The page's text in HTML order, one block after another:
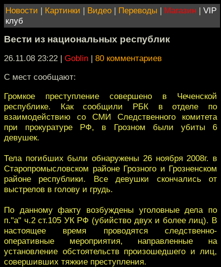
Новости | Картинки | Видео | Переводы | Магазин | VIP
клуб
Вести из национальных республик
26.11.08 23:22 | Goblin | 80 комментариев
С мест сообщают:
Громкое преступление совершено в Чеченской
республике. Как сообщили РБК в отделе по
взаимодействию со СМИ Следственного комитета
при прокуратуре РФ, в Грозном были убиты 6
девушек.
Тела погибших были обнаружены 26 ноября 2008г. в
Старопромысловском районе Грозного и Грозненском
районе республики. Все девушки скончались от
выстрелов в голову и грудь.
По данному факту возбуждены уголовные дела по
п."а" ч.2 ст.105 УК РФ (убийство двух и более лиц). В
настоящее время проводятся следственно-
оперативные мероприятия, направленные на
установление обстоятельств произошедшего и лиц,
совершивших тяжкие преступления.